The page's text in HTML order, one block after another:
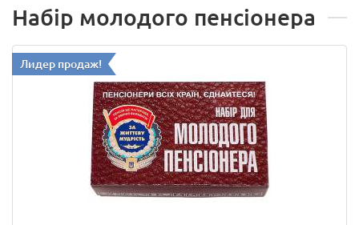
Набір молодого пенсіонера
Лидер продаж!